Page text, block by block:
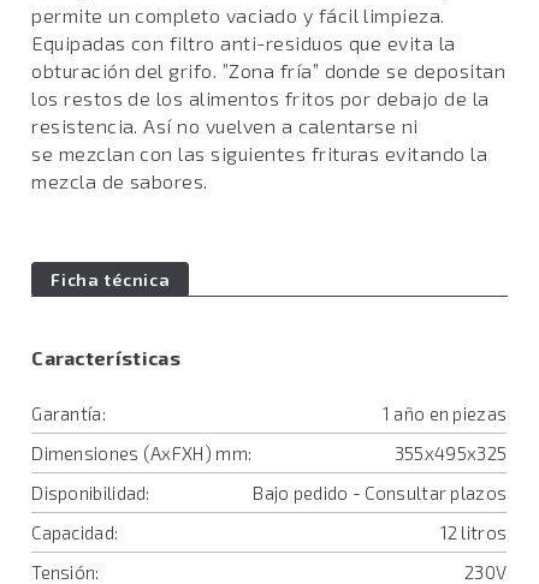
permite un completo vaciado y fácil limpieza.
Equipadas con filtro anti-residuos que evita la
obturación del grifo. ”Zona fría” donde se depositan
los restos de los alimentos fritos por debajo de la
resistencia. Así no vuelven a calentarse ni
se mezclan con las siguientes frituras evitando la
mezcla de sabores.
Ficha técnica
Características
Garantía:
1 año en piezas
Dimensiones (AxFXH) mm:
355x495x325
Disponibilidad:
Bajo pedido - Consultar plazos
Capacidad:
12 litros
Tensión:
230V